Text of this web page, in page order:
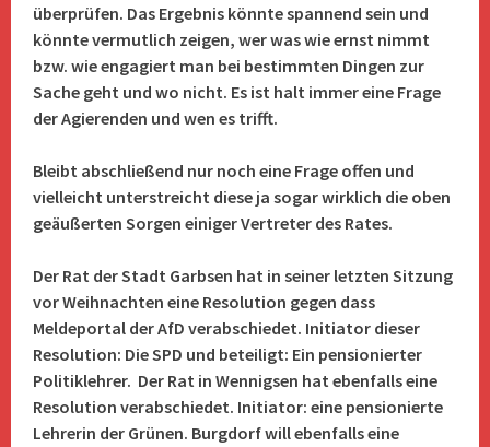
überprüfen. Das Ergebnis könnte spannend sein und
könnte vermutlich zeigen, wer was wie ernst nimmt
bzw. wie engagiert man bei bestimmten Dingen zur
Sache geht und wo nicht. Es ist halt immer eine Frage
der Agierenden und wen es trifft.
Bleibt abschließend nur noch eine Frage offen und
vielleicht unterstreicht diese ja sogar wirklich die oben
geäußerten Sorgen einiger Vertreter des Rates.
Der Rat der Stadt Garbsen hat in seiner letzten Sitzung
vor Weihnachten eine Resolution gegen dass
Meldeportal der AfD verabschiedet. Initiator dieser
Resolution: Die SPD und beteiligt: Ein pensionierter
Politiklehrer. Der Rat in Wennigsen hat ebenfalls eine
Resolution verabschiedet. Initiator: eine pensionierte
Lehrerin der Grünen. Burgdorf will ebenfalls eine